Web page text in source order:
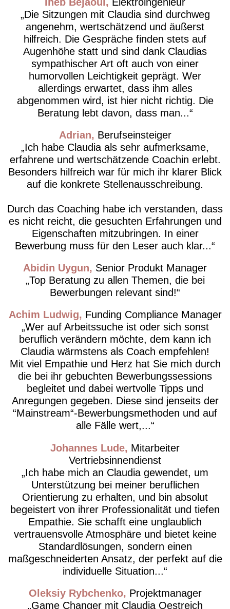
Die Sitzungen mit Claudia sind durchweg
angenehm, wertschätzend und äußerst
hilfreich. Die Gespräche finden stets auf
Augenhöhe statt und sind dank Claudias
sympathischer Art oft auch von einer
humorvollen Leichtigkeit geprägt. Wer
allerdings erwartet, dass ihm alles
abgenommen wird, ist hier nicht richtig. Die
Beratung lebt davon, dass man...
Adrian
Berufseinsteiger
Ich habe Claudia als sehr aufmerksame,
erfahrene und wertschätzende Coachin erlebt.
Besonders hilfreich war für mich ihr klarer Blick
auf die konkrete Stellenausschreibung.
Durch das Coaching habe ich verstanden, dass
es nicht reicht, die gesuchten Erfahrungen und
Eigenschaften mitzubringen. In einer
Bewerbung muss für den Leser auch klar...
Abidin Uygun
Senior Produkt Manager
Top Beratung zu allen Themen, die bei
Bewerbungen relevant sind!
Achim Ludwig
Funding Compliance Manager
Wer auf Arbeitssuche ist oder sich sonst
beruflich verändern möchte, dem kann ich
Claudia wärmstens als Coach empfehlen!
Mit viel Empathie und Herz hat Sie mich durch
die bei ihr gebuchten Bewerbungssessions
begleitet und dabei wertvolle Tipps und
Anregungen gegeben. Diese sind jenseits der
“Mainstream“-Bewerbungsmethoden und auf
alle Fälle wert,...
Johannes Lude Mitarbeiter
Vertriebsinnendienst
​Ich habe mich an Claudia gewendet, um
Unterstützung bei meiner beruflichen
Orientierung zu erhalten, und bin absolut
begeistert von ihrer Professionalität und tiefen
Empathie. Sie schafft eine unglaublich
vertrauensvolle Atmosphäre und bietet keine
Standardlösungen, sondern einen
maßgeschneiderten Ansatz, der perfekt auf die
individuelle Situation...
Oleksiy Rybchenko
Projektmanager
Game Changer mit Claudia Oestreich